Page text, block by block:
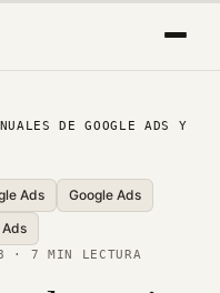
DE GOOGLE ADS Y
Ads
Google Ads
Ads
· 7 MIN LECTURA